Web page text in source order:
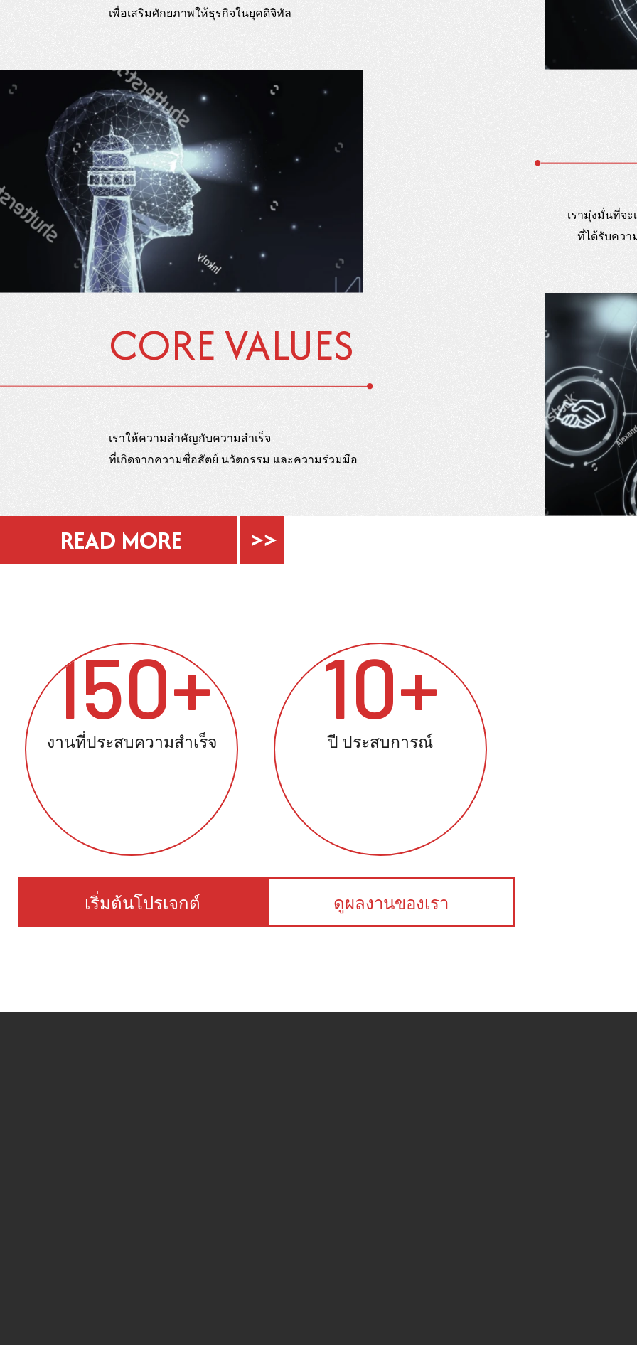
เพื่อเสริมศักยภาพให้ธุรกิจในยุคดิจิทัล
เรามุ่งมั่นที่จ
ที่ได้รับควา
CORE VALUES
เราให้ความสำคัญกับความสำเร็จ
ที่เกิดจากความซื่อสัตย์ นวัตกรรม และความร่วมมือ
READ MORE
150+
งานที่ประสบความสำเร็จ
10+
ปี ประสบการณ์
เริ่มต้นโปรเจกต์ ดูผลงานของเรา